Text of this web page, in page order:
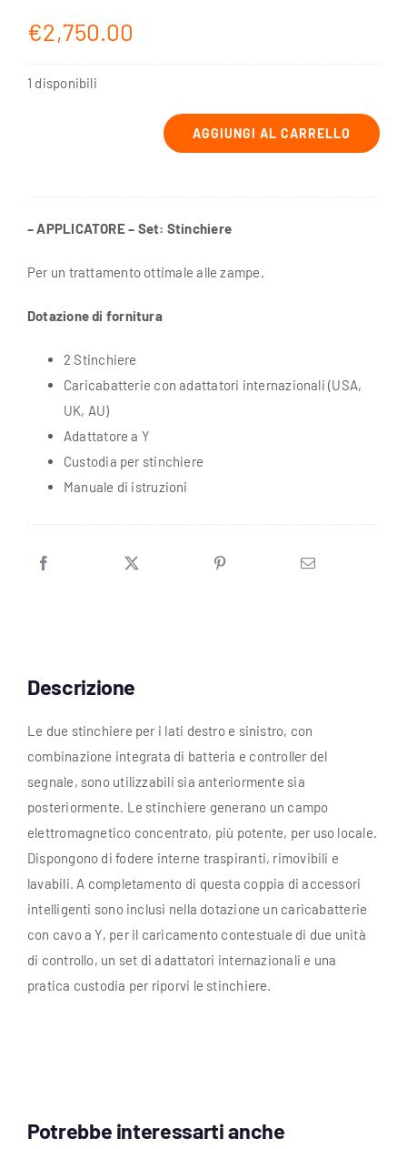
€2,750.00
1 disponibili
AGGIUNGI AL CARRELLO
– APPLICATORE – Set: Stinchiere
Per un trattamento ottimale alle zampe.
Dotazione di fornitura
2 Stinchiere
Caricabatterie con adattatori internazionali (USA,
UK, AU)
Adattatore a Y
Custodia per stinchiere
Manuale di istruzioni
Descrizione
Le due stinchiere per i lati destro e sinistro, con
combinazione integrata di batteria e controller del
segnale, sono utilizzabili sia anteriormente sia
posteriormente. Le stinchiere generano un campo
elettromagnetico concentrato, più potente, per uso locale.
Dispongono di fodere interne traspiranti, rimovibili e
lavabili. A completamento di questa coppia di accessori
intelligenti sono inclusi nella dotazione un caricabatterie
con cavo a Y, per il caricamento contestuale di due unità
di controllo, un set di adattatori internazionali e una
pratica custodia per riporvi le stinchiere.
Potrebbe interessarti anche